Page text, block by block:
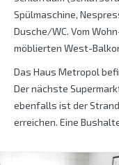
Spülmaschine,
Dusche/WC. Vom
möblierten West-
Das Haus Metropol
Der nächste
ebenfalls ist der
erreichen. Eine